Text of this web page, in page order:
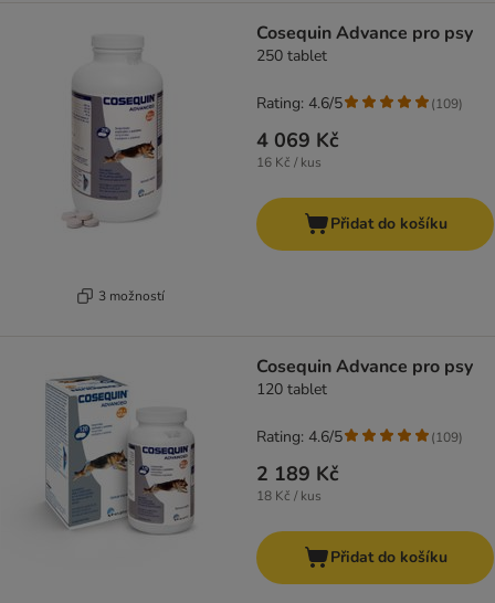
3 možností
Cosequin Advance pro psy
250 tablet
4 069 Kč
16 Kč / kus
Rating: 4.6/5 (109)
Přidat do košíku
Cosequin Advance pro psy
120 tablet
2 189 Kč
18 Kč / kus
Rating: 4.6/5 (109)
Přidat do košíku